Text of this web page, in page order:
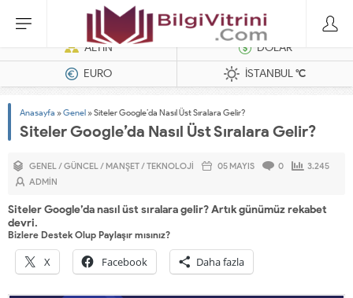
Dizel Jeneratörler
ALTIN
DOLAR
EURO
İSTANBUL°C
Anasayfa »Genel »Siteler Google’da Nasıl Üst Sıralara Gelir?
Siteler Google’da Nasıl Üst Sıralara Gelir?
GENEL/GÜNCEL/ MANŞET/TEKNOLOJI 05 MAYIS 0
3.245
ADMIN
Siteler Google’da nasıl üst sıralara gelir? Artık günümüz rekabet
devri.
Bizlere Destek Olup Paylaşır mısınız?
X Facebook Daha fazla